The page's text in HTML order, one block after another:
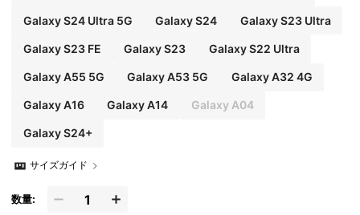
Galaxy S24 Ultra 5G Galaxy S24 Galaxy S23 Ultra
Galaxy S23 FE Galaxy S23 Galaxy S22 Ultra
Galaxy A55 5G Galaxy A53 5G Galaxy A32 4G
Galaxy A16 Galaxy A14 Galaxy A04
Galaxy S24+
サイズガイド
数量: